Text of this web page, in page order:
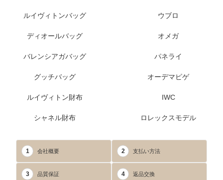
ルイヴィトンバッグ
ディオールバッグ
バレンシアガバッグ
グッチバッグ
ルイヴィトン財布
シャネル財布
ウブロ
オメガ
パネライ
オーデマピゲ
IWC
ロレックスモデル
1 会社概要 2 支払い方法
3 品質保証 4 返品交換